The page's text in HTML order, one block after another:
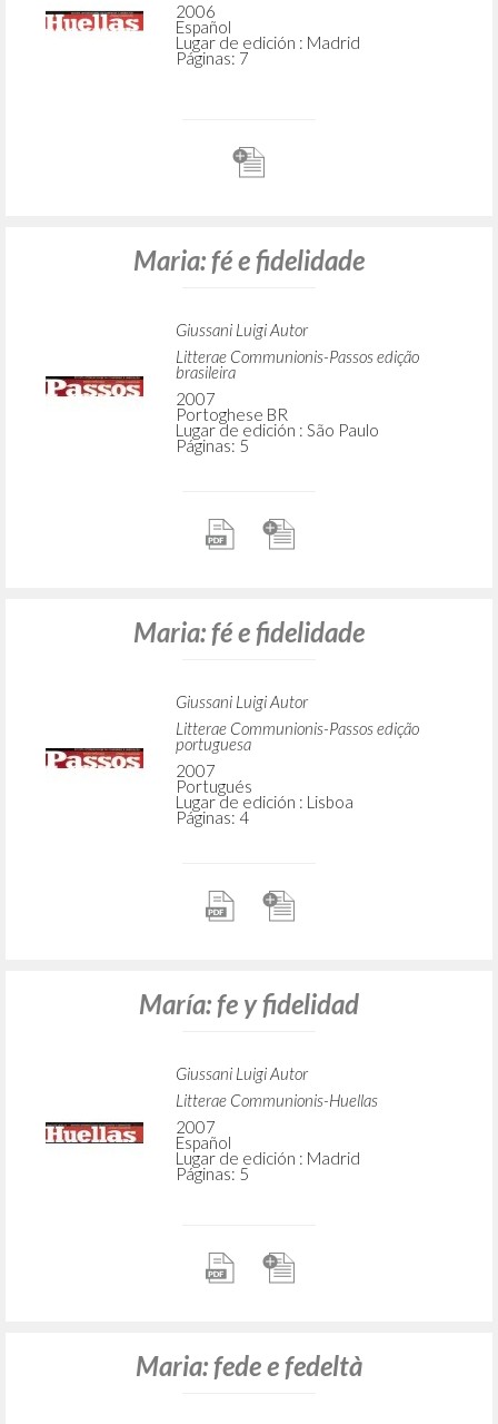
2006
Español
Lugar de edición : Madrid
Páginas: 7
Maria: fé e fidelidade
Giussani Luigi Autor
Litterae Communionis-Passos edição
brasileira
2007
Portoghese BR
Lugar de edición : São Paulo
Páginas: 5
Maria: fé e fidelidade
Giussani Luigi Autor
Litterae Communionis-Passos edição
portuguesa
2007
Portugués
Lugar de edición : Lisboa
Páginas: 4
María: fe y fidelidad
Giussani Luigi Autor
Litterae Communionis-Huellas
2007
Español
Lugar de edición : Madrid
Páginas: 5
Maria: fede e fedeltà